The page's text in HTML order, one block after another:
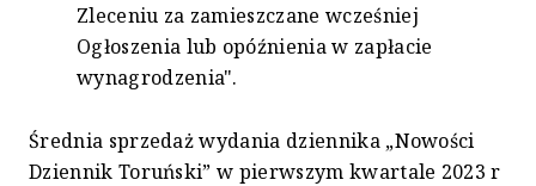
Zleceniu za zamieszczane wcześniej
Ogłoszenia lub opóźnienia w zapłacie
wynagrodzenia".
Średnia sprzedaż wydania dziennika „Nowości
Dziennik Toruński” w pierwszym kwartale 2023 r